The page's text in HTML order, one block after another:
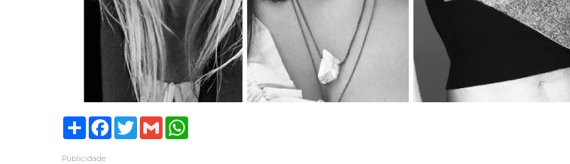
ShareFacebook
TwitterGmail
Publicidade